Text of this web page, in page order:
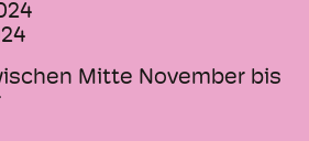
Mitte November bis